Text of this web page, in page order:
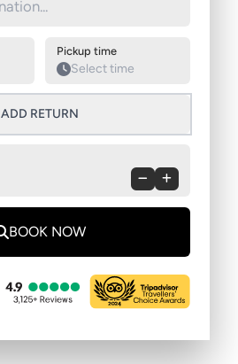
Swap pickup and destination Pickup time
ADD RETURN
BOOK NOW